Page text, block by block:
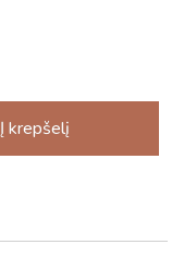
Į krepšelį